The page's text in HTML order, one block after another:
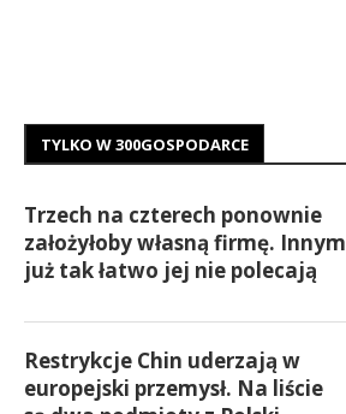
TYLKO W 300GOSPODARCE
Trzech na czterech ponownie
założyłoby własną firmę. Innym
już tak łatwo jej nie polecają
Restrykcje Chin uderzają w
europejski przemysł. Na liście